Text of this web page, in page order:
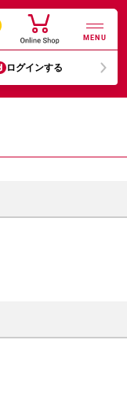
MENU
ログインする